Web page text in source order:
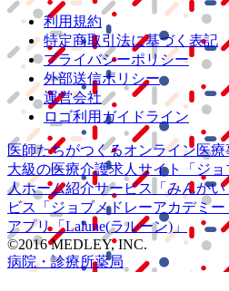
利用規約
特定商取引法に基づく表記
プライバシーポリシー
外部送信ポリシー
運営会社
ロゴ利用ガイドライン
医師たちがつくるオンライン医療
大級の医療介護求人サイト 「ジ
人ホーム紹介サービス
「みんかい
ビス
「ジョブメドレーアカデミー
アプリ「Lalune(ラルーン)」
©2016 MEDLEY, INC.
病院・診療所薬局